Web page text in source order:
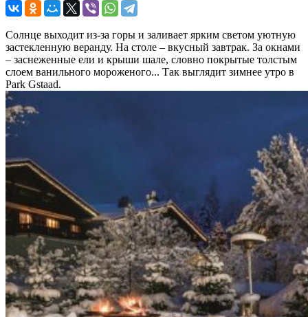
Солнце выходит из-за горы и заливает ярким светом уютную
застекленную веранду. На столе – вкусный завтрак. За окнами
– заснеженные ели и крыши шале, словно покрытые толстым
слоем ванильного мороженого... Так выглядит зимнее утро в
Park Gstaad.